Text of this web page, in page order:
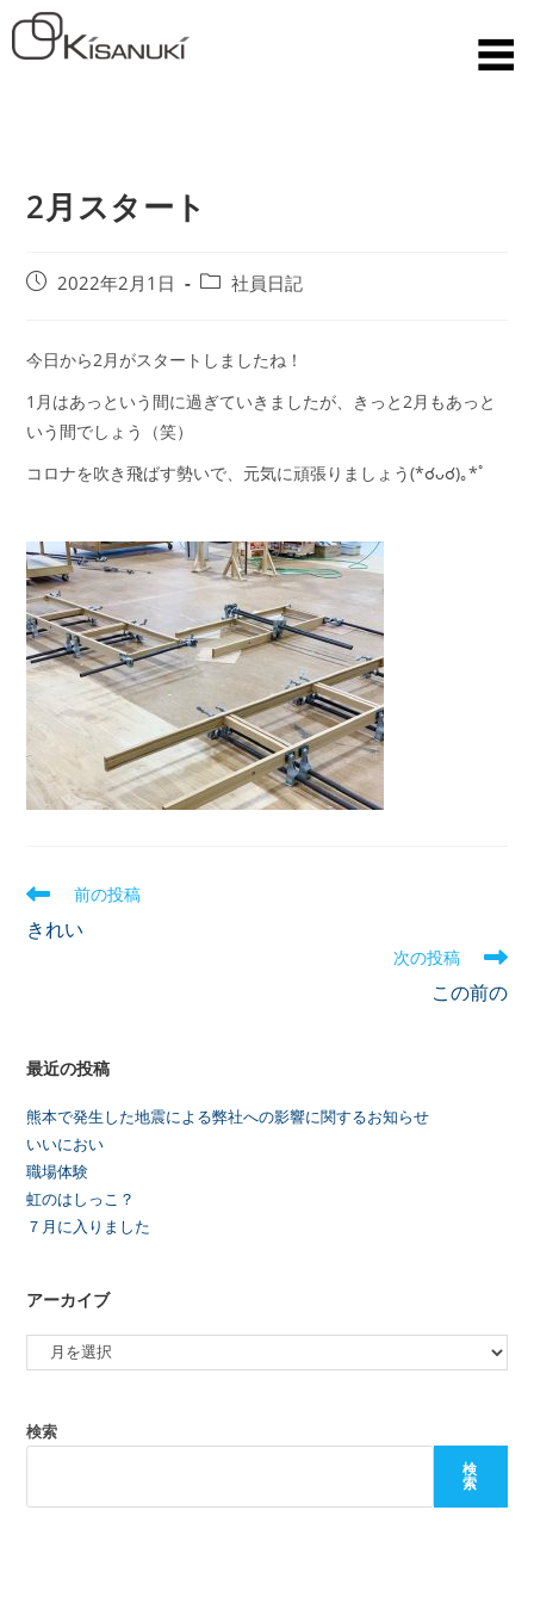
2月スタート
2022年2月1日 社員日記
今日から2月がスタートしましたね！
1月はあっという間に過ぎていきましたが、きっと2月もあっと
いう間でしょう（笑）
コロナを吹き飛ばす勢いで、元気に頑張りましょう(*☌ᴗ☌)｡*ﾟ
前の投稿
きれい
次の投稿
この前の
最近の投稿
熊本で発生した地震による弊社への影響に関するお知らせ
いいにおい
職場体験
虹のはしっこ？
７月に入りました
アーカイブ
検索
検
索